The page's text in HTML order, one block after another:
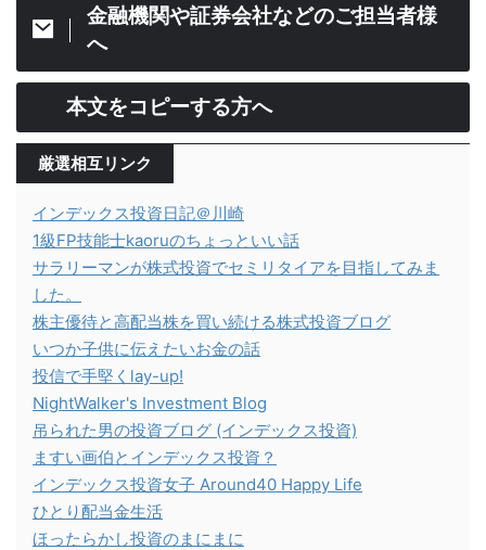
金融機関や証券会社などのご担当者様
へ
本文をコピーする方へ
厳選相互リンク
インデックス投資日記＠川崎
1級FP技能士kaoruのちょっといい話
サラリーマンが株式投資でセミリタイアを目指してみま
した。
株主優待と高配当株を買い続ける株式投資ブログ
いつか子供に伝えたいお金の話
投信で手堅くlay-up!
NightWalker's Investment Blog
吊られた男の投資ブログ (インデックス投資)
ますい画伯とインデックス投資？
インデックス投資女子 Around40 Happy Life
ひとり配当金生活
ほったらかし投資のまにまに